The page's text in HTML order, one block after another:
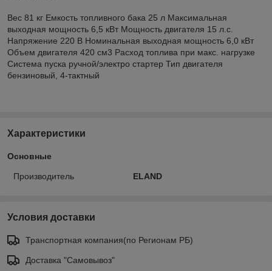
Вес 81 кг Емкость топливного бака 25 л Мaксимальная
выходная мощность 6,5 кВт Мощность двигателя 15 л.с.
Напряжение 220 В Номинальная выходная мощность 6,0 кВт
Объем двигателя 420 см3 Расход топлива при макс. нагрузке
Система пуска ручной/электро стартер Тип двигателя
бензиновый, 4-тактный
Характеристики
Основные
Производитель ELAND
Условия доставки
Транспортная компания(по Регионам РБ)
Доставка "Самовывоз"